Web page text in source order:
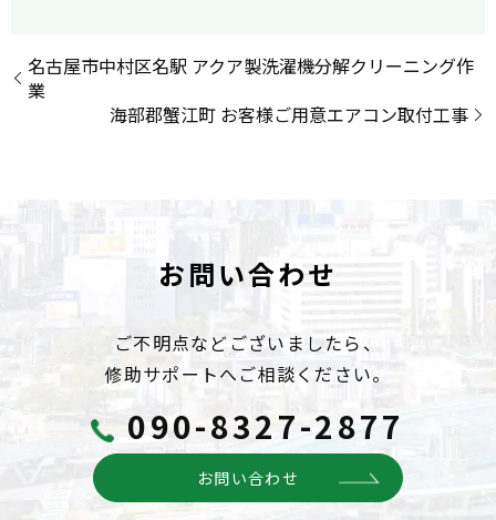
名古屋市中村区名駅 アクア製洗濯機分解クリーニング作
業
海部郡蟹江町 お客様ご用意エアコン取付工事
お問い合わせ
ご不明点などございましたら、
修助サポートへご相談ください。
090-8327-2877
お問い合わせ